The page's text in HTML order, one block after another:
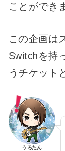
ことができ
この企画は
Switchを持
うチケット
うろたん